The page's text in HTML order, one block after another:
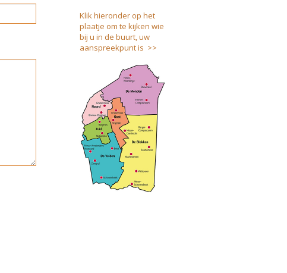
Klik hieronder op het
plaatje om te kijken wie
bij u in de buurt, uw
aanspreekpunt is >>